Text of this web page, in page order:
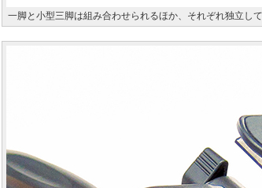
一脚と小型三脚は組み合わせられるほか、それぞれ独立し